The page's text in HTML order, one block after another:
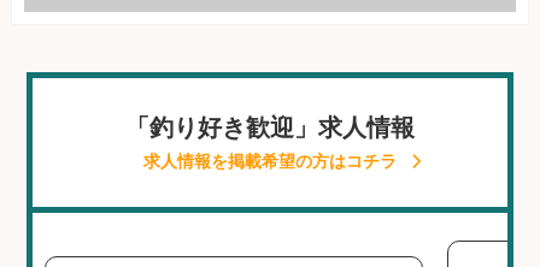
「釣り好き歓迎」求人情報
求人情報を掲載希望の方はコチラ